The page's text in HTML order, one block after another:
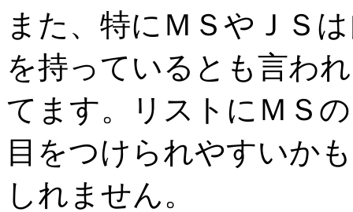
また、特にＭＳやＪＳ
を持っているとも言われ
てます。リストにＭＳ
目をつけられやすいかも
しれません。